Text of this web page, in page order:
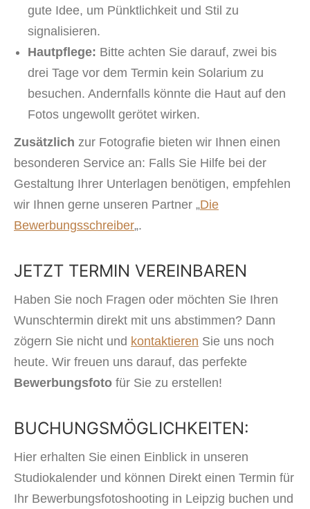
gute Idee, um Pünktlichkeit und Stil zu
signalisieren.
Hautpflege: Bitte achten Sie darauf, zwei bis
drei Tage vor dem Termin kein Solarium zu
besuchen. Andernfalls könnte die Haut auf den
Fotos ungewollt gerötet wirken.
Zusätzlich zur Fotografie bieten wir Ihnen einen
besonderen Service an: Falls Sie Hilfe bei der
Gestaltung Ihrer Unterlagen benötigen, empfehlen
wir Ihnen gerne unseren Partner „Die
Bewerbungsschreiber„.
JETZT TERMIN VEREINBAREN
Haben Sie noch Fragen oder möchten Sie Ihren
Wunschtermin direkt mit uns abstimmen? Dann
zögern Sie nicht und kontaktieren Sie uns noch
heute. Wir freuen uns darauf, das perfekte
Bewerbungsfoto für Sie zu erstellen!
BUCHUNGSMÖGLICHKEITEN:
Hier erhalten Sie einen Einblick in unseren
Studiokalender und können Direkt einen Termin für
Ihr Bewerbungsfotoshooting in Leipzig buchen und